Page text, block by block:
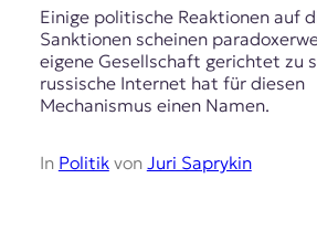
Einige politische Reaktionen auf
Sanktionen scheinen
eigene Gesellschaft gerichtet zu
russische Internet hat für diesen
Mechanismus einen Namen.
In Politikvon Juri Saprykin